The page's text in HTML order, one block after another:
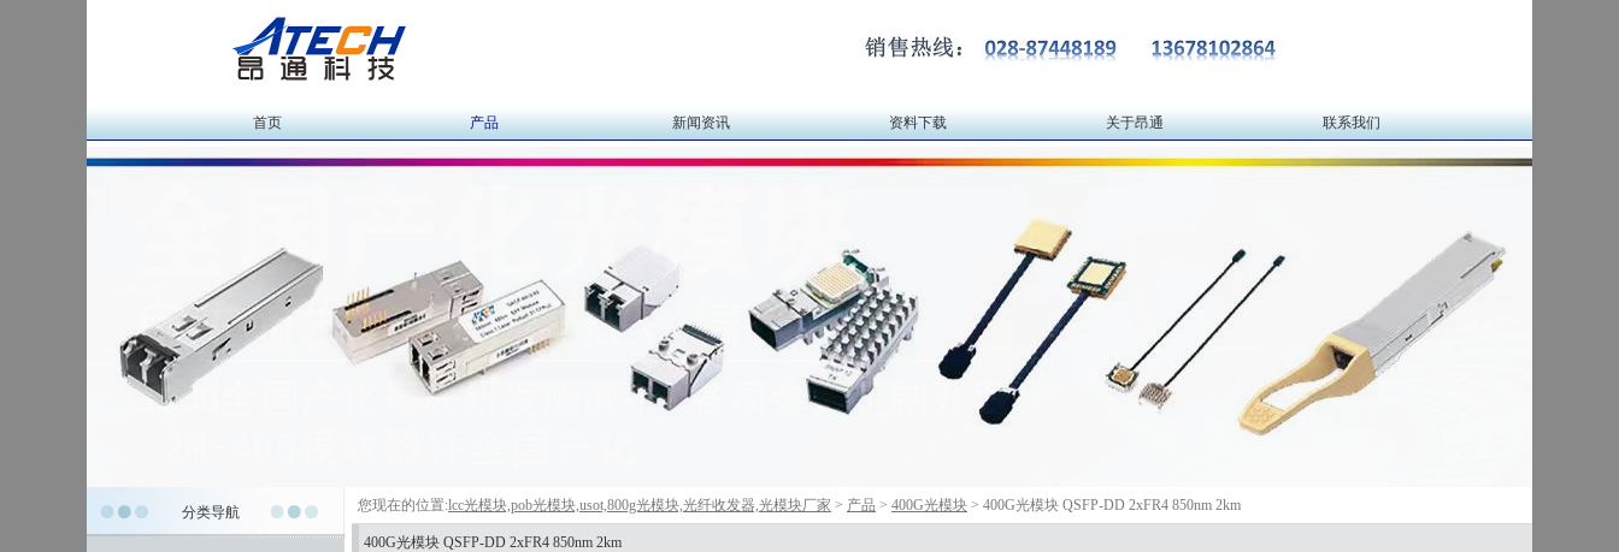
首页 产品 新闻资讯 资料下载 关于昂通 联系我们
分类导航 您现在的位置:lcc光模块,pob光模块,usot,800g光模块,光纤收发器,光模块厂家 > 产品 > 400G光模块 > 400G光模块 QSFP-DD 2xFR4 850nm 2km
400G光模块 QSFP-DD 2xFR4 850nm 2km